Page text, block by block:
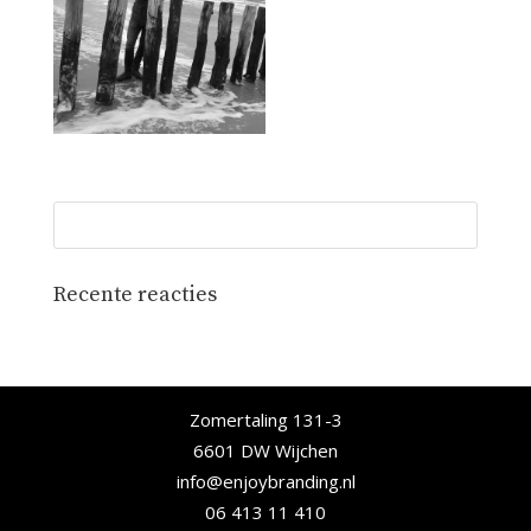
Recente reacties
Zomertaling 131-3
6601 DW Wijchen
info@enjoybranding.nl
06 413 11 410